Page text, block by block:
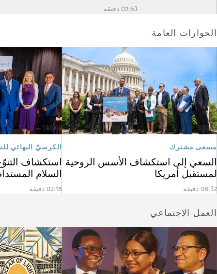
02:53 دقيقة
الحوارات العامة
مسعى مشترك
السعي إلى استكشاف الأسس الروحية
لمستقبل أمريكا
06:32 دقيقة
الكرسيّ البهائي
استكشاف
السلام
02:18 دقيقة
العمل الاجتماعي